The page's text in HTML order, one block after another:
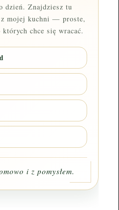
dzień. Znajdziesz tu
z mojej kuchni — proste,
chce się wracać.
i z pomysłem.